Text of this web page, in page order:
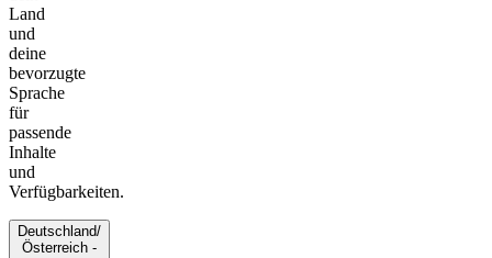
Land
und
deine
bevorzugte
Sprache
für
passende
Inhalte
und
Verfügbarkeiten.
Deutschland/
Österreich -